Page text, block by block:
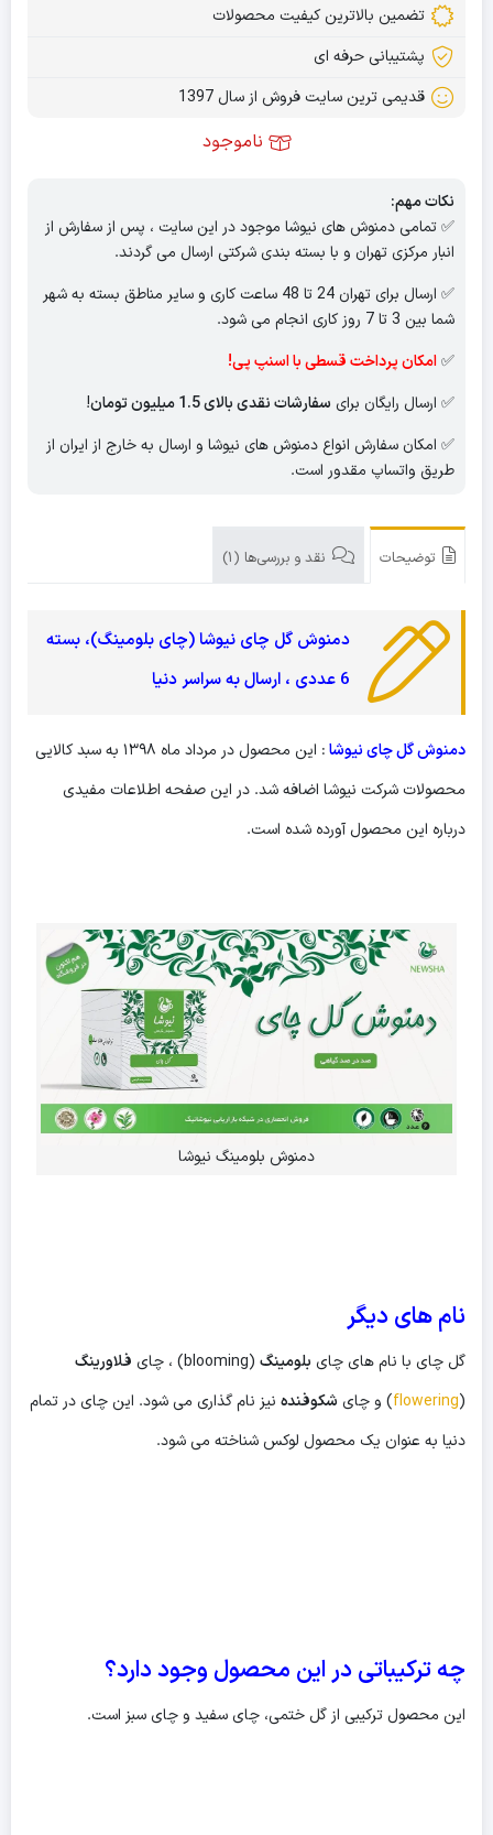
تضمین بالاترین کیفیت محصولات
پشتیبانی حرفه ای
قدیمی ترین سایت فروش از سال 1397
ناموجود
نکات مهم:
✅ تمامی دمنوش های نیوشا موجود در این سایت ، پس از سفارش از
انبار مرکزی تهران و با بسته بندی شرکتی ارسال می گردند.
✅ ارسال برای تهران 24 تا 48 ساعت کاری و سایر مناطق بسته به شهر
شما بین 3 تا 7 روز کاری انجام می شود.
✅امکان پرداخت قسطی با اسنپ پی!
✅ ارسال رایگان برای سفارشات نقدی بالای 1.5 میلیون تومان
!
✅ امکان سفارش انواع دمنوش های نیوشا و ارسال به خارج از ایران از
طریق واتساپ مقدور است.
توضیحات نقد و بررسی‌ها (1)
دمنوش گل چای نیوشا (چای بلومینگ)، بسته
6 عددی ، ارسال به سراسر دنیا
دمنوش گل چای نیوشا
: این محصول در مرداد ماه ۱۳۹۸ به سبد کالایی
محصولات شرکت نیوشا اضافه شد. در این صفحه اطلاعات مفیدی
درباره این محصول آورده شده است.
دمنوش بلومینگ نیوشا
نام های دیگر
گل چای با نام های چای بلومینگ (blooming) ، چای
فلاورینگ
(
flowering) و چای شکوفنده نیز نام گذاری می شود. این چای در تمام
دنیا به عنوان یک محصول لوکس شناخته می شود.
چه ترکیباتی در این محصول وجود دارد؟
این محصول ترکیبی از گل ختمی، چای سفید و چای سبز است.